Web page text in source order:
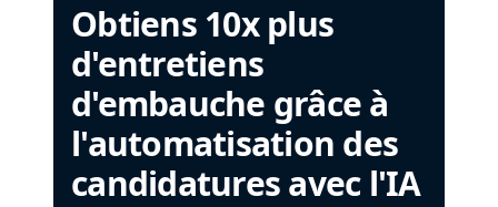
Obtiens 10x plus
d'entretiens
d'embauche grâce à
l'automatisation des
candidatures avec l'IA